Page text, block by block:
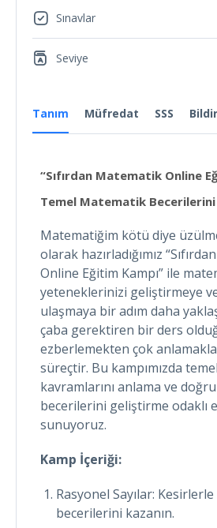
Tanım Müfredat SSS
“Sıfırdan Matematik Online
Temel Matematik Becerilerini
Matematiğim kötü diye
olarak hazırladığımız
Online Eğitim Kampı” ile
yeteneklerinizi geliştirmeye
ulaşmaya bir adım daha
çaba gerektiren bir ders
ezberlemekten çok
süreçtir. Bu kampımızda
kavramlarını anlama ve
becerilerini geliştirme odaklı
sunuyoruz.
Kamp İçeriği:
Rasyonel Sayılar:
becerilerini kazanın.
Sınavlar
Seviye